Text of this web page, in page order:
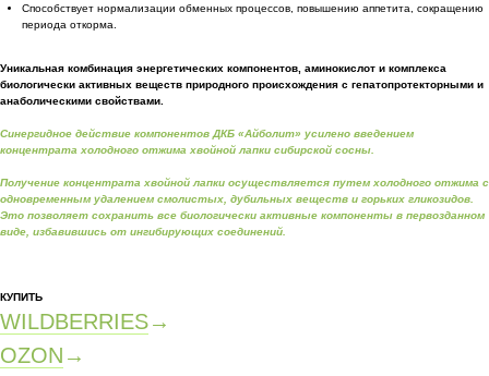
Способствует нормализации обменных процессов, повышению аппетита, сокращению
периода откорма.
Уникальная комбинация энергетических компонентов, аминокислот и комплекса
биологически активных веществ природного происхождения с гепатопротекторными и
анаболическими свойствами.
Синергидное действие компонентов ДКБ «Айболит» усилено введением
концентрата холодного отжима хвойной лапки сибирской сосны.
Получение концентрата хвойной лапки осуществляется путем холодного отжима с
одновременным удалением смолистых, дубильных веществ и горьких гликозидов.
Это позволяет сохранить все биологически активные компоненты в первозданном
виде, избавившись от ингибирующих соединений.
КУПИТЬ
WILDBERRIES→
OZON →